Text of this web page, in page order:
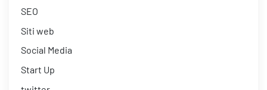
SEO
Siti web
Social Media
Start Up